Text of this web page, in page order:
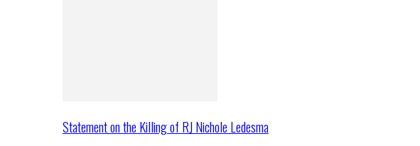
Statement on the Killing of RJ Nichole Ledesma